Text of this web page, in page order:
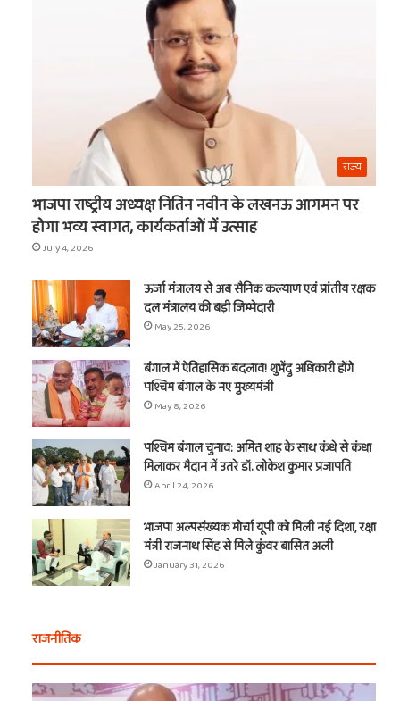
राज्य
भाजपा राष्ट्रीय अध्यक्ष नितिन नवीन के लखनऊ आगमन पर
होगा भव्य स्वागत, कार्यकर्ताओं में उत्साह
July 4, 2026
ऊर्जा मंत्रालय से अब सैनिक कल्याण एवं प्रांतीय रक्षक
दल मंत्रालय की बड़ी जिम्मेदारी
May 25, 2026
बंगाल में ऐतिहासिक बदलाव! शुभेंदु अधिकारी होंगे
पश्चिम बंगाल के नए मुख्यमंत्री
May 8, 2026
पश्चिम बंगाल चुनाव: अमित शाह के साथ कंधे से कंधा
मिलाकर मैदान में उतरे डॉ. लोकेश कुमार प्रजापति
April 24, 2026
भाजपा अल्पसंख्यक मोर्चा यूपी को मिली नई दिशा, रक्षा
मंत्री राजनाथ सिंह से मिले कुंवर बासित अली
January 31, 2026
राजनीतिक